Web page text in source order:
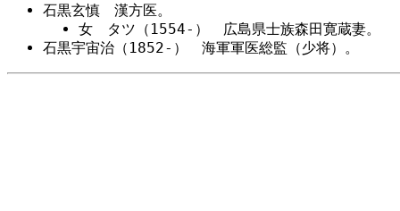
石黒玄慎 漢方医。
女 タツ（1554-） 広島県士族森田寛蔵妻。
石黒宇宙治（1852-） 海軍軍医総監（少将）。